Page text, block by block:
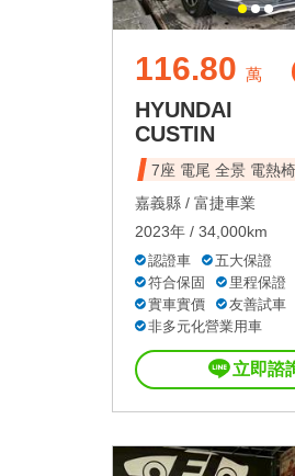
116.80 萬
HYUNDAI
CUSTIN
7座 電尾 全景 電熱
嘉義縣 / 富捷車業
2023年 / 34,000km
認證車
五大保證
符合保固
里程保證
實車實價
友善試車
非多元化營業用車
立即諮